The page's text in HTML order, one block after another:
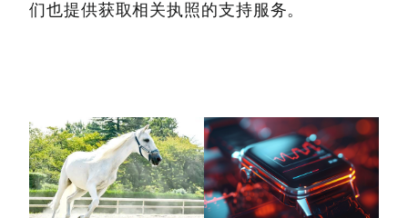
们也提供获取相关执照的支持服务。